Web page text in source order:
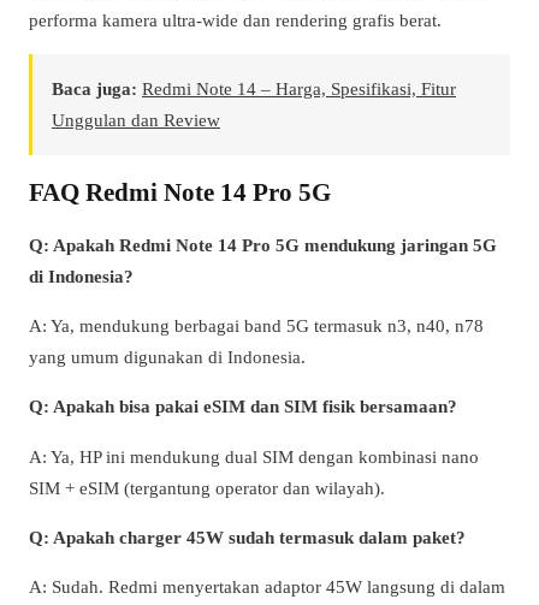
performa kamera ultra-wide dan rendering grafis berat.
Baca juga: Redmi Note 14 – Harga, Spesifikasi, Fitur
Unggulan dan Review
FAQ Redmi Note 14 Pro 5G
Q: Apakah Redmi Note 14 Pro 5G mendukung jaringan 5G
di Indonesia?
A: Ya, mendukung berbagai band 5G termasuk n3, n40, n78
yang umum digunakan di Indonesia.
Q: Apakah bisa pakai eSIM dan SIM fisik bersamaan?
A: Ya, HP ini mendukung dual SIM dengan kombinasi nano
SIM + eSIM (tergantung operator dan wilayah).
Q: Apakah charger 45W sudah termasuk dalam paket?
A: Sudah. Redmi menyertakan adaptor 45W langsung di dalam